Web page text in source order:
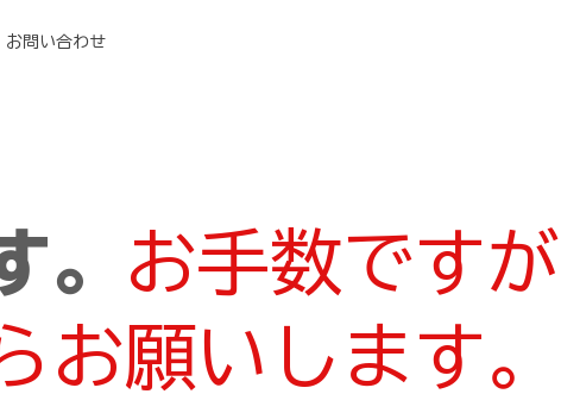
お問い合わせ
。 お手数です
お願いします。